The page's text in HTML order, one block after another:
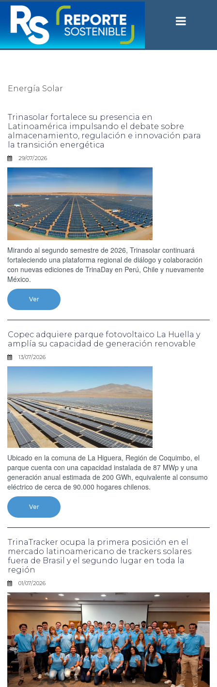
Energía Solar
Trinasolar fortalece su presencia en
Latinoamérica impulsando el debate sobre
almacenamiento, regulación e innovación para
la transición energética
29/07/2026
Mirando al segundo semestre de 2026, Trinasolar continuará
fortaleciendo una plataforma regional de diálogo y colaboración
con nuevas ediciones de TrinaDay en Perú, Chile y nuevamente
México.
Ver
Copec adquiere parque fotovoltaico La Huella y
amplía su capacidad de generación renovable
13/07/2026
Ubicado en la comuna de La Higuera, Región de Coquimbo, el
parque cuenta con una capacidad instalada de 87 MWp y una
generación anual estimada de 200 GWh, equivalente al consumo
eléctrico de cerca de 90.000 hogares chilenos.
Ver
TrinaTracker ocupa la primera posición en el
mercado latinoamericano de trackers solares
fuera de Brasil y el segundo lugar en toda la
región
01/07/2026